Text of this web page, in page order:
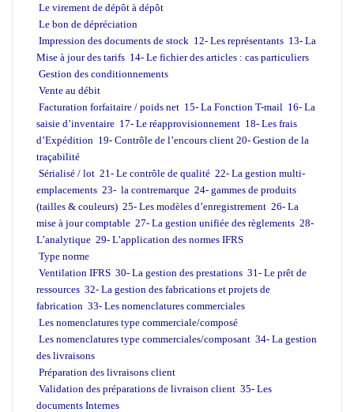
Le virement de dépôt à dépôt
Le bon de dépréciation
Impression des documents de stock 12- Les représentants 13- La
Mise à jour des tarifs 14- Le fichier des articles : cas particuliers
Gestion des conditionnements
Vente au débit
Facturation forfaitaire / poids net 15- La Fonction T-mail 16- La
saisie d’inventaire 17- Le réapprovisionnement 18- Les frais
d’Expédition 19- Contrôle de l’encours client 20- Gestion de la
traçabilité
Sérialisé / lot 21- Le contrôle de qualité 22- La gestion multi-
emplacements 23- la contremarque 24- gammes de produits
(tailles & couleurs) 25- Les modèles d’enregistrement 26- La
mise à jour comptable 27- La gestion unifiée des règlements 28-
L’analytique 29- L’application des normes IFRS
Type norme
Ventilation IFRS 30- La gestion des prestations 31- Le prêt de
ressources 32- La gestion des fabrications et projets de
fabrication 33- Les nomenclatures commerciales
Les nomenclatures type commerciale/composé
Les nomenclatures type commerciales/composant 34- La gestion
des livraisons
Préparation des livraisons client
Validation des préparations de livraison client 35- Les
documents Internes